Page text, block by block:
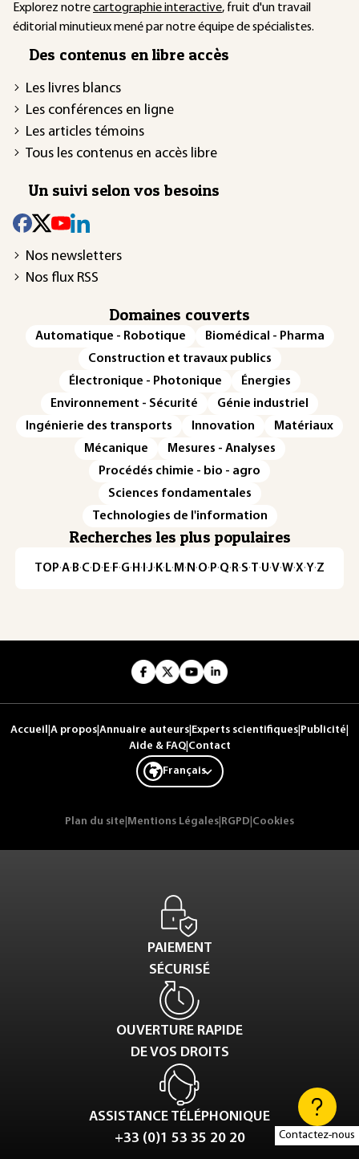
Contactez-nous
Explorez notrecartographie interactive, fruit d'un travail
éditorial minutieux mené par notre équipe de spécialistes.
Des contenus en libre accès
Les livres blancs
Les conférences en ligne
Les articles témoins
Tous les contenus en accès libre
Un suivi selon vos besoins
Nos newsletters
Nos flux RSS
Domaines couverts
Automatique - Robotique
Biomédical - Pharma
Construction et travaux publics
Électronique - Photonique
Énergies
Environnement - Sécurité
Génie industriel
Ingénierie des transports
Innovation
Matériaux
Mécanique
Mesures - Analyses
Procédés chimie - bio - agro
Sciences fondamentales
Technologies de l'information
Recherches les plus populaires
TOP·A·B·C· D· E· F·G· H · ·J· K· L· M · N ·O· P·Q· R·S·T·U·V·W·X·Y·Z
Accueil A propos Annuaire auteurs Experts scientifiques Publicité
Aide & FAQ| Contact
Français
Plan du site Mentions Légales RGPD Cookies
PAIEMENT
SÉCURISÉ
OUVERTURE RAPIDE
DE VOS DROITS
ASSISTANCE TÉLÉPHONIQUE
+33 (0)1 53 35 20 20